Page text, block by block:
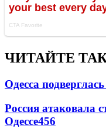
ЧИТАЙТЕ
Одесса
Россия атаковала
Одессе456